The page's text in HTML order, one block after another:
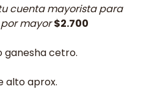
cuenta mayorista para
mayor$2.700
ganesha cetro.
alto aprox.